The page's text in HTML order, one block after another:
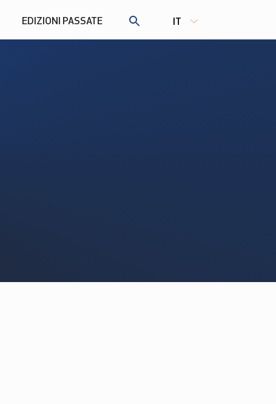
EDIZIONI PASSATE